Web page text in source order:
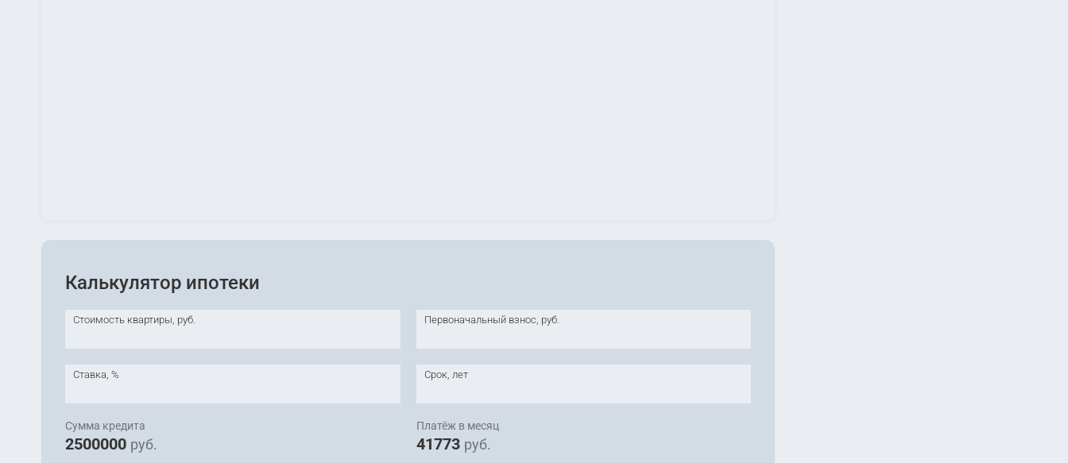
Калькулятор ипотеки
Стоимость квартиры, руб. Первоначальный взнос, руб.
Ставка, % Срок, лет
Сумма кредита
2500000 руб.
Платёж в месяц
41773 руб.